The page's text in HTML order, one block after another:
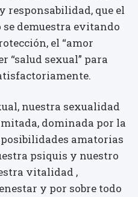
responsabilidad, que el
demuestra evitando
el “amor
“salud sexual” para
nuestra sexualidad
dominada por la
amatorias
psiquis y nuestro
vitalidad ,
y por sobre todo